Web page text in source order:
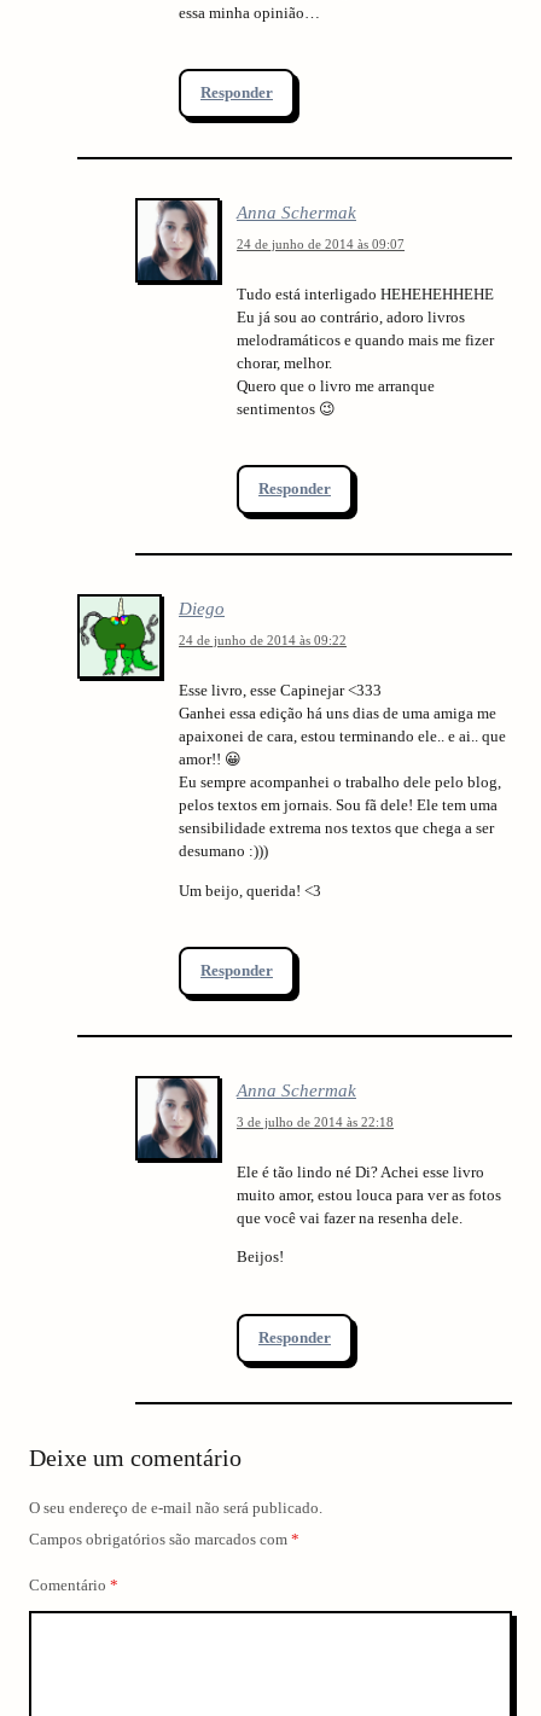
essa minha opinião…
Responder
Anna Schermak
24 de junho de 2014 às 09:07
Tudo está interligado HEHEHEHHEHE
Eu já sou ao contrário, adoro livros
melodramáticos e quando mais me fizer
chorar, melhor.
Quero que o livro me arranque
sentimentos 😉
Responder
Diego
24 de junho de 2014 às 09:22
Esse livro, esse Capinejar <333
Ganhei essa edição há uns dias de uma amiga me
apaixonei de cara, estou terminando ele.. e ai.. que
amor!! 😀
Eu sempre acompanhei o trabalho dele pelo blog,
pelos textos em jornais. Sou fã dele! Ele tem uma
sensibilidade extrema nos textos que chega a ser
desumano :)))
Um beijo, querida! <3
Responder
Anna Schermak
3 de julho de 2014 às 22:18
Ele é tão lindo né Di? Achei esse livro
muito amor, estou louca para ver as fotos
que você vai fazer na resenha dele.
Beijos!
Responder
Deixe um comentário
O seu endereço de e-mail não será publicado.
Campos obrigatórios são marcados com *
Comentário *